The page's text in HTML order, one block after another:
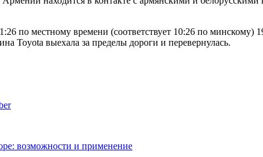
по местному времени (соответствует 10:26 по минскому)
Toyota выехала за пределы дороги и перевернулась.
возможности и применение